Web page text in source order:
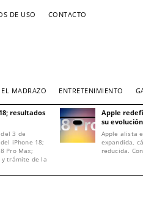
DE USO CONTACTO
EL MADRAZO ENTRETENIMIENTO
resultados
3 de
iPhone 18;
Pro Max;
y trámite de la
Apple
su evolución
Apple alista
expandida,
reducida.